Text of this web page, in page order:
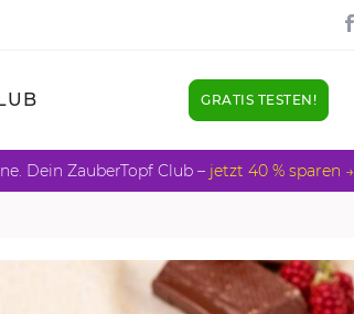
GRATIS TESTEN!
Dein ZauberTopf Club – jetzt 40 % sparen →